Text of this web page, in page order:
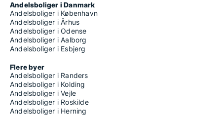
Andelsboliger i Danmark
Andelsboliger i København
Andelsboliger i Århus
Andelsboliger i Odense
Andelsboliger i Aalborg
Andelsboliger i Esbjerg
Flere byer
Andelsboliger i Randers
Andelsboliger i Kolding
Andelsboliger i Vejle
Andelsboliger i Roskilde
Andelsboliger i Herning